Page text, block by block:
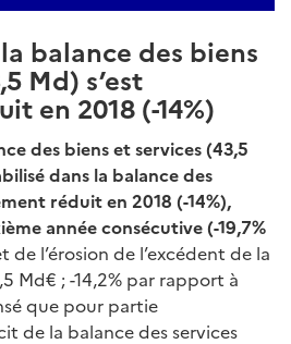
balance des biens
Md) s’est
en 2018 (-14%)
des biens et services (43,5
dans la balance des
réduit en 2018 (-14%),
année consécutive(-19,7%
de l’érosion de l’excédent de la
Md€ ; -14,2% par rapport à
que pour partie
de la balance des services